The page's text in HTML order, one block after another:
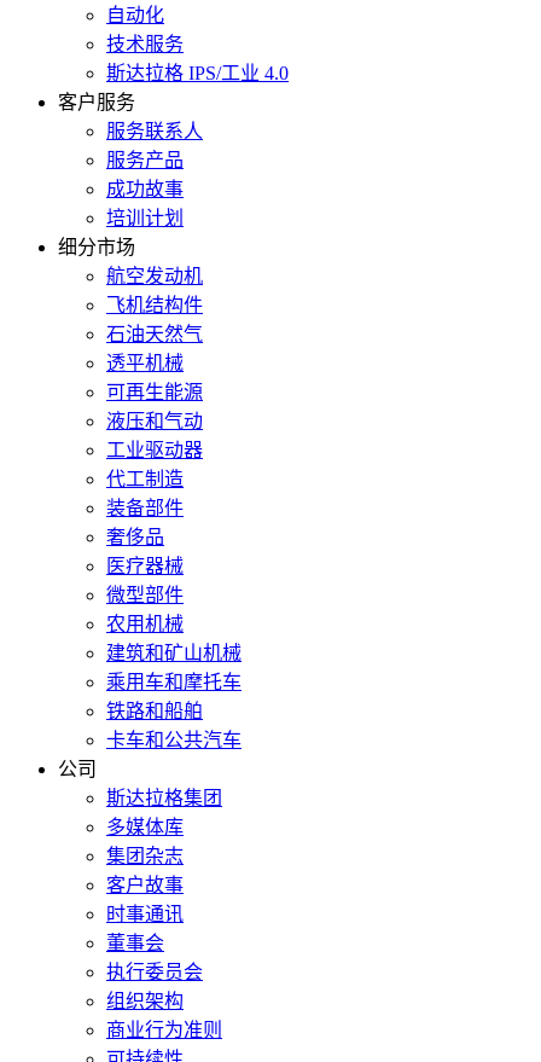
自动化
技术服务
斯达拉格 IPS/工业 4.0
客户服务
服务联系人
服务产品
成功故事
培训计划
细分市场
航空发动机
飞机结构件
石油天然气
透平机械
可再生能源
液压和气动
工业驱动器
代工制造
装备部件
奢侈品
医疗器械
微型部件
农用机械
建筑和矿山机械
乘用车和摩托车
铁路和船舶
卡车和公共汽车
公司
斯达拉格集团
多媒体库
集团杂志
客户故事
时事通讯
董事会
执行委员会
组织架构
商业行为准则